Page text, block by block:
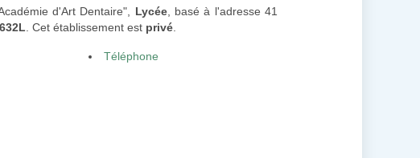
d'Art Dentaire", Lycée, basé à l'adresse 41
. Cet établissement est privé
Téléphone